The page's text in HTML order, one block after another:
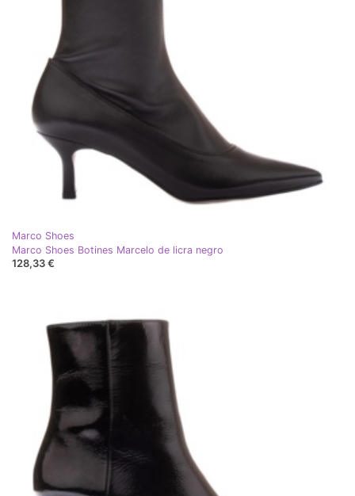
Marco Shoes
Marco Shoes Botines Marcelo de licra negro
128,33 €